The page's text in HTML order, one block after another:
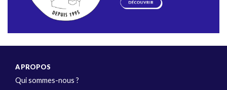
A PROPOS
Qui sommes-nous ?